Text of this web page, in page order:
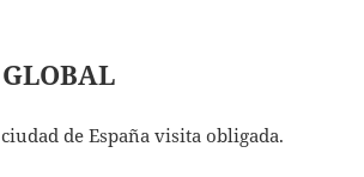
de España visita obligada.